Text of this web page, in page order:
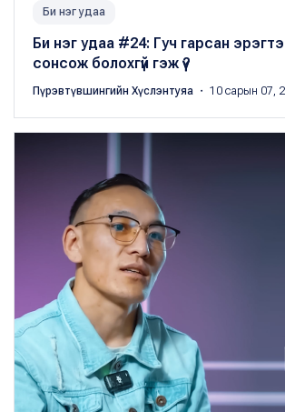
Би нэг удаа
Би нэг удаа #24: Гуч гарсан
сонсож болохгүй гэж үү?
Пүрэвтүвшингийн Хүслэнтуяа ・ 10 сарын 07,